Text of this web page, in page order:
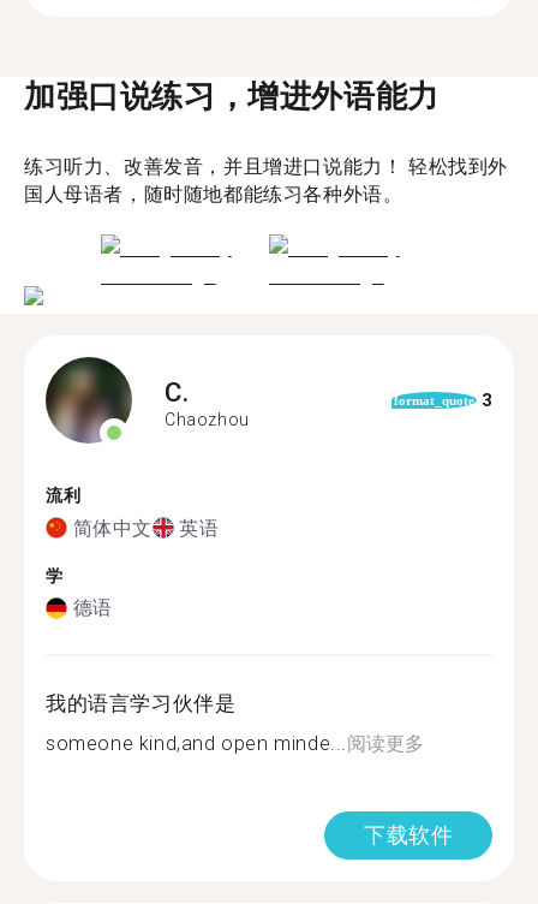
加强口说练习，增进外语能力
练习听力、改善发音，并且增进口说能力！ 轻松找到外
国人母语者，随时随地都能练习各种外语。
C.
Chaozhou
format_quote 3
流利
简体中文 英语
学
德语
我的语言学习伙伴是
someone kind,and open minde...阅读更多
下载软件